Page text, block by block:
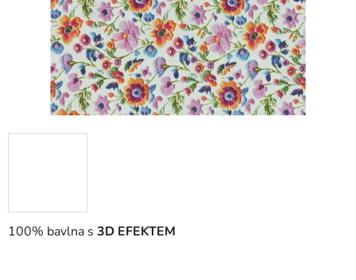
100% bavlna s 3D EFEKTEM